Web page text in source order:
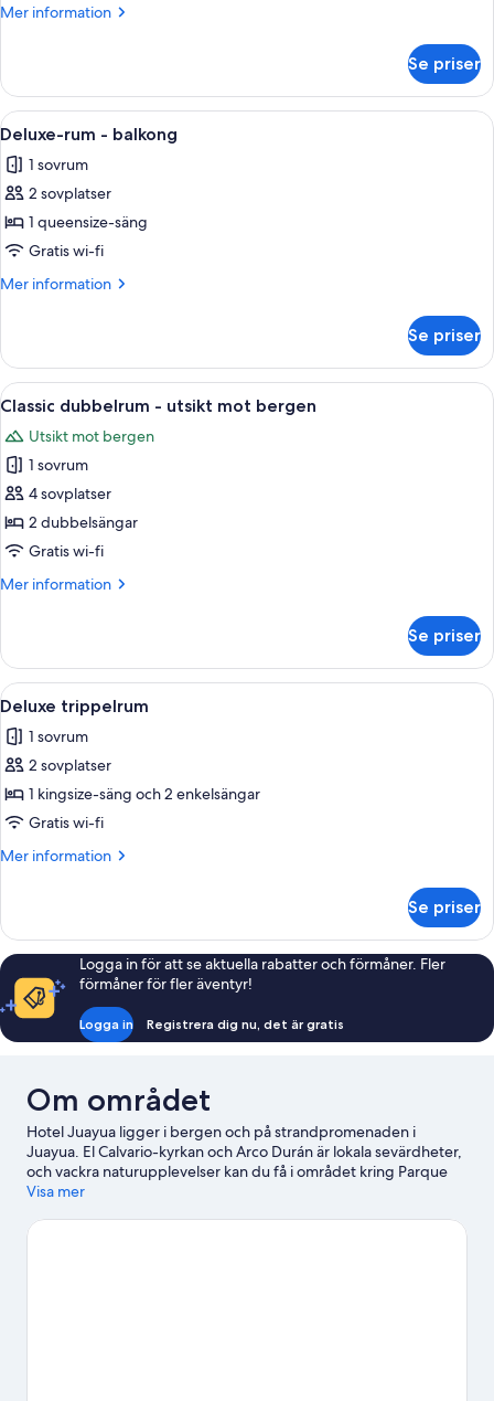
-
bergen
Mer information
Mer
rum
balkong
utsikt
mot
Se priser
Öppna
alla
foton
för
Deluxe-
rum
-
Ett sovrum med en stor säng, två
7
Deluxe-rum - balkong
1 sovrum
2 sovplatser
1 queensize-säng
Gratis wi-fi
Mer information
Mer
rum
balkong
Se priser
Öppna
alla
foton
för
Classic
dubbelrum
-
mot
Ett rum inrett som en stuga, med
10
Classic dubbelrum - utsikt mot bergen
Utsikt mot bergen
1 sovrum
4 sovplatser
2 dubbelsängar
Gratis wi-fi
Mer information
Mer
dubbelrum
utsikt
bergen
Se priser
Öppna
alla
foton
för
Deluxe
trippelrum
Ett hotellrum med två sängar, en
9
Deluxe trippelrum
1 sovrum
2 sovplatser
1 kingsize-säng och 2 enkelsängar
Gratis wi-fi
Mer information
Mer
trippelrum
Se priser
Logga in för att se aktuella rabatter och förmåner. Fler
förmåner för fler äventyr!
Logga in Registrera dig nu, det är gratis
Om området
Hotel Juayua ligger i bergen och på strandpromenaden i
Juayua. El Calvario-kyrkan och Arco Durán är lokala sevärdheter,
och vackra naturupplevelser kan du få i området kring Parque
Nacional El Imposible och Parque Central de Juayúa. Apanecas
är också värda ett besök. Ta lite tid för dig själv i de varma
Visa mer